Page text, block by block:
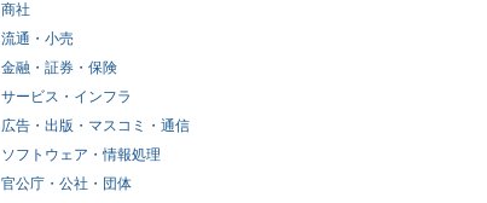
商社
流通・小売
金融・証券・保険
サービス・インフラ
広告・出版・マスコミ・通信
ソフトウェア・情報処理
官公庁・公社・団体